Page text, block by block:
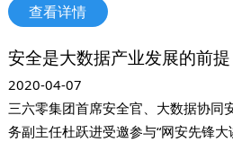
查看详情
安全是大数据产业发展的前提
2020-04-07
三六零集团首席安全官、大数据协同
务副主任杜跃进受邀参与“网安先锋